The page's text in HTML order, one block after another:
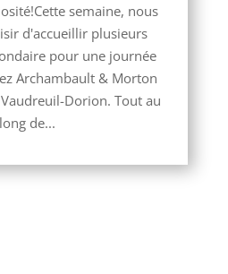
semaine, nous
d'accueillir plusieurs
pour une journée
Archambault & Morton
Dorion. Tout au
long de...